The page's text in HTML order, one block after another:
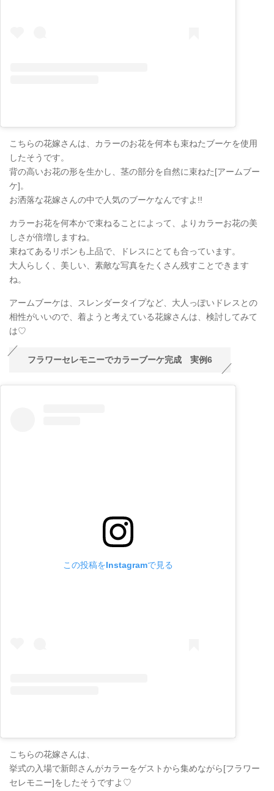
こちらの花嫁さんは、カラーのお花を何本も束ねたブーケを使用
したそうです。
背の高いお花の形を生かし、茎の部分を自然に束ねた[アームブー
ケ]。
お洒落な花嫁さんの中で人気のブーケなんですよ!!
カラーお花を何本かで束ねることによって、よりカラーお花の美
しさが倍増しますね。
束ねてあるリボンも上品で、ドレスにとても合っています。
大人らしく、美しい、素敵な写真をたくさん残すことできます
ね。
アームブーケは、スレンダータイプなど、大人っぽいドレスとの
相性がいいので、着ようと考えている花嫁さんは、検討してみて
は♡
フラワーセレモニーでカラーブーケ完成 実例6
この投稿をInstagramで見る
こちらの花嫁さんは、
挙式の入場で新郎さんがカラーをゲストから集めながら[フラワー
セレモニー]をしたそうですよ♡